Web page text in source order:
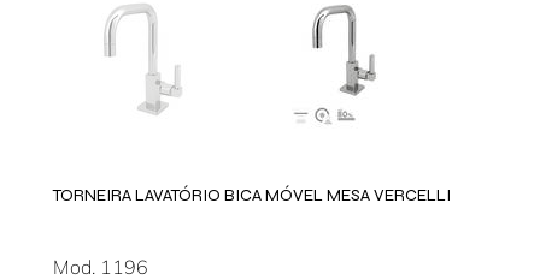
TORNEIRA LAVATÓRIO BICA MÓVEL MESA VERCELLI
Mod. 1196